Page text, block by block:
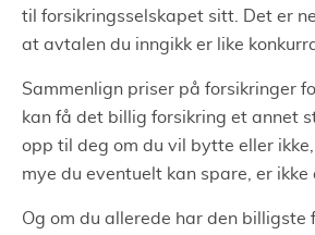
til forsikringsselskapet sitt. Det er
at avtalen du inngikk er like
Sammenlign priser på forsikringer
kan få det billig forsikring et annet
opp til deg om du vil bytte eller
mye du eventuelt kan spare, er ikke
Og om du allerede har den billigste